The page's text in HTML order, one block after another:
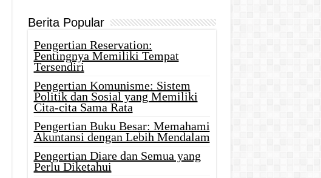
Berita Popular
Pengertian Reservation:
Pentingnya Memiliki Tempat
Tersendiri
Pengertian Komunisme: Sistem
Politik dan Sosial yang Memiliki
Cita-cita Sama Rata
Pengertian Buku Besar: Memahami
Akuntansi dengan Lebih Mendalam
Pengertian Diare dan Semua yang
Perlu Diketahui